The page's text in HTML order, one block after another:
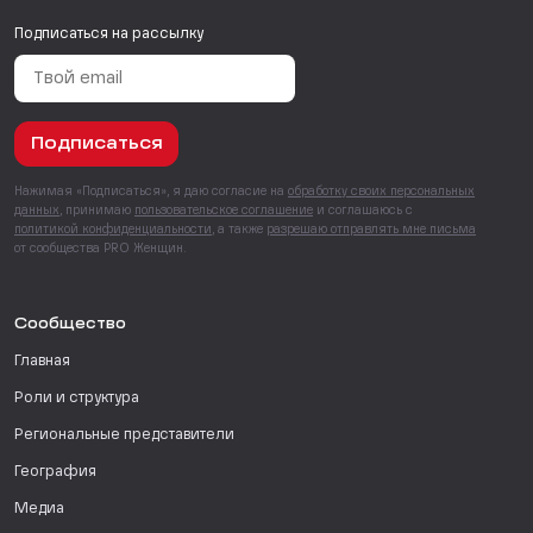
Подписаться на рассылку
Подписаться
Нажимая «Подписаться», я даю согласие на обработку своих персональных
данных , принимаю пользовательское соглашение и соглашаюсь с
политикой конфиденциальности , а также разрешаю отправлять мне письма
от сообщества PRO Женщин.
Сообщество
Главная
Роли и структура
Региональные представители
География
Медиа